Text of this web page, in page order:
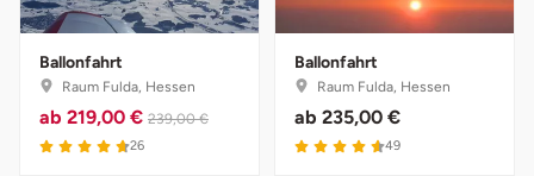
Ballonfahrt
Raum Fulda, Hessen
ab 219,00 € 239,00 €
26
Ballonfahrt
Raum Fulda, Hessen
ab 235,00 €
49